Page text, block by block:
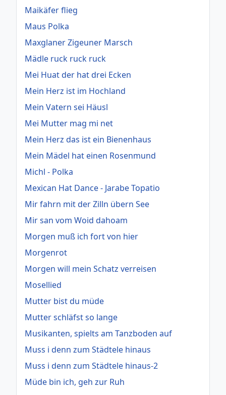
Maikäfer flieg
Maus Polka
Maxglaner Zigeuner Marsch
Mädle ruck ruck ruck
Mei Huat der hat drei Ecken
Mein Herz ist im Hochland
Mein Vatern sei Häusl
Mei Mutter mag mi net
Mein Herz das ist ein Bienenhaus
Mein Mädel hat einen Rosenmund
Michl - Polka
Mexican Hat Dance - Jarabe Topatio
Mir fahrn mit der Zilln übern See
Mir san vom Woid dahoam
Morgen muß ich fort von hier
Morgenrot
Morgen will mein Schatz verreisen
Mosellied
Mutter bist du müde
Mutter schläfst so lange
Musikanten, spielts am Tanzboden auf
Muss i denn zum Städtele hinaus
Muss i denn zum Städtele hinaus-2
Müde bin ich, geh zur Ruh